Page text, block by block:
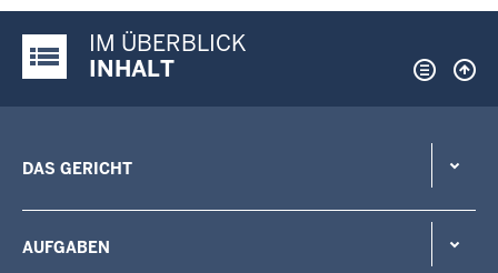
Justiz-Portal im Überblick:
IM ÜBERBLICK
INHALT
DAS GERICHT
AUFGABEN